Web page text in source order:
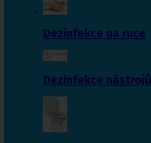
Dezinfekce na ruce
Dezinfekce nástrojů